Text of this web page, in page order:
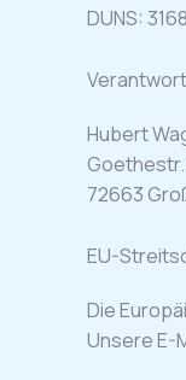
DUNS:
Hubert
Goethestr.
72663
EU-
Die
Unsere E-